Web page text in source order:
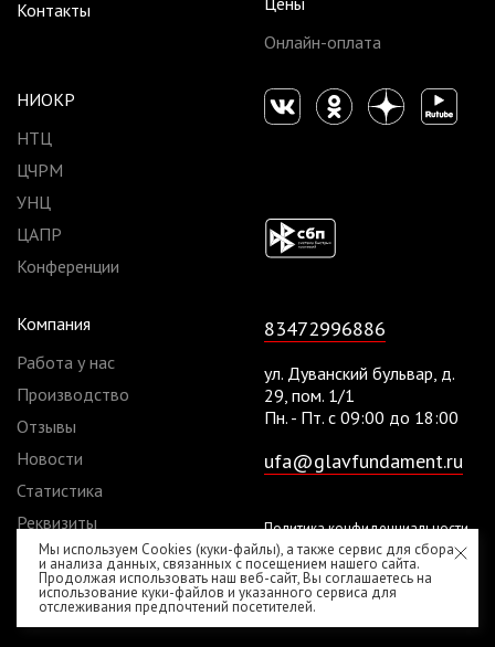
Мы используем Cookies (куки-файлы), а также сервис для сбора
и анализа данных, связанных с посещением нашего сайта.
Продолжая использовать наш веб-сайт, Вы соглашаетесь на
использование куки-файлов и указанного сервиса для
отслеживания предпочтений посетителей.
Контакты
Онлайн-оплата
НИОКР
НТЦ
ЦЧРМ
УНЦ
ЦАПР
Конференции
Компания
Работа у нас
Производство
Отзывы
Новости
Статистика
Реквизиты
Договоры
83472996886
ул. Дуванский бульвар, д.
29, пом. 1/1
Пн. - Пт. с 09:00 до 18:00
ufa@glavfundament.ru
Политика конфиденциальности
Согласие на обработку
персональных данных
2010 - 2026 © «ГлавФундамент»